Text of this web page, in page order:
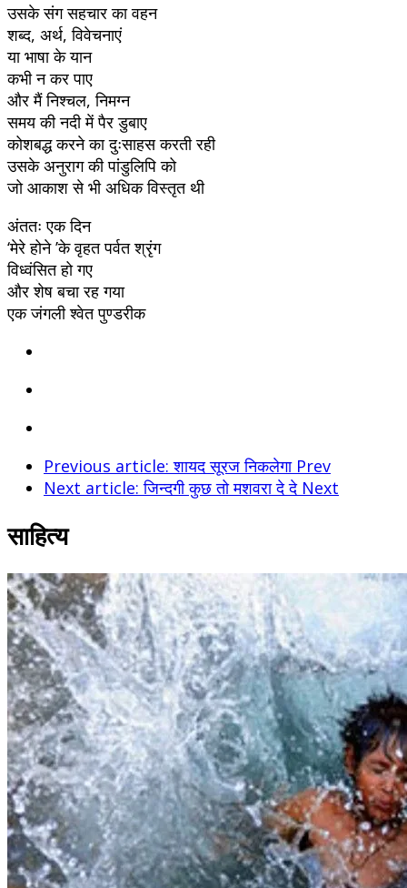
उसके संग सहचार का वहन
शब्द, अर्थ, विवेचनाएं
या भाषा के यान
कभी न कर पाए
और मैं निश्चल, निमग्न
समय की नदी में पैर डुबाए
कोशबद्ध करने का दुःसाहस करती रही
उसके अनुराग की पांडुलिपि को
जो आकाश से भी अधिक विस्तृत थी
अंततः एक दिन
‘मेरे होने ’के वृहत पर्वत श्रृंग
विध्वंसित हो गए
और शेष बचा रह गया
एक जंगली श्वेत पुण्डरीक
Previous article: शायद सूरज निकलेगा Prev
Next article: जिन्दगी कुछ तो मशवरा दे दे Next
साहित्य